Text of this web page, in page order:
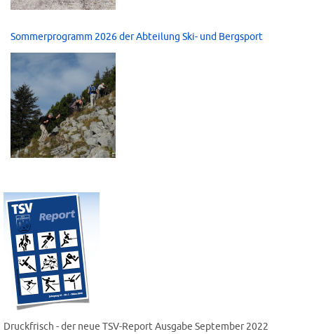
Sommerprogramm 2026 der Abteilung Ski- und Bergsport
Druckfrisch - der neue TSV-Report Ausgabe September 2022